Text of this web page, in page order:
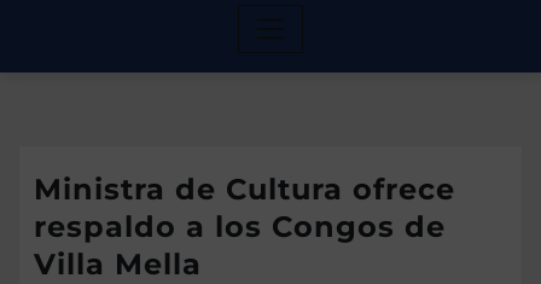
Ministra de Cultura ofrece
respaldo a los Congos de
Villa Mella